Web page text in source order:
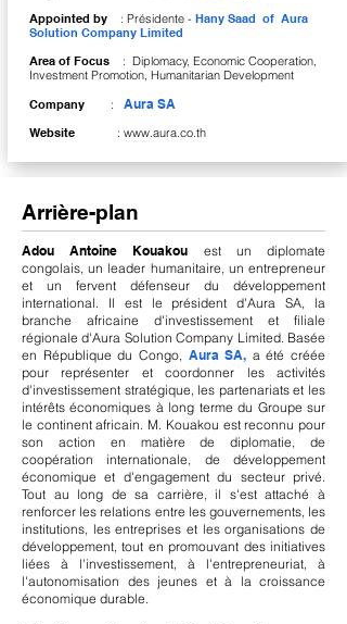
Appointed by : Présidente - Hany Saad of Aura
Solution Company Limited
Area of Focus : Diplomacy, Economic Cooperation,
Investment Promotion, Humanitarian Development
Company : Aura SA
Website : www.aura.co.th
Arrière-plan
Adou Antoine Kouakou est un diplomate
congolais, un leader humanitaire, un entrepreneur
et un fervent défenseur du développement
international. Il est le président d'Aura SA, la
branche africaine d'investissement et filiale
régionale d'Aura Solution Company Limited. Basée
en République du Congo, Aura SA, a été créée
pour représenter et coordonner les activités
d'investissement stratégique, les partenariats et les
intérêts économiques à long terme du Groupe sur
le continent africain. M. Kouakou est reconnu pour
son action en matière de diplomatie, de
coopération internationale, de développement
économique et d'engagement du secteur privé.
Tout au long de sa carrière, il s'est attaché à
renforcer les relations entre les gouvernements, les
institutions, les entreprises et les organisations de
développement, tout en promouvant des initiatives
liées à l'investissement, à l'entrepreneuriat, à
l'autonomisation des jeunes et à la croissance
économique durable.